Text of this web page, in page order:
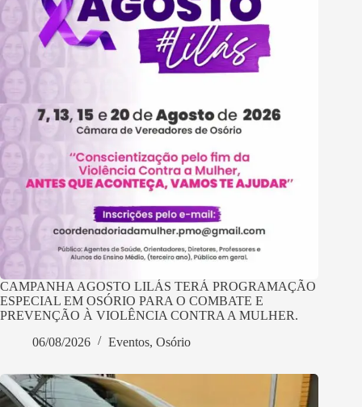
CAMPANHA AGOSTO LILÁS TERÁ PROGRAMAÇÃO
ESPECIAL EM OSÓRIO PARA O COMBATE E
PREVENÇÃO À VIOLÊNCIA CONTRA A MULHER.
06/08/2026
Eventos, Osório